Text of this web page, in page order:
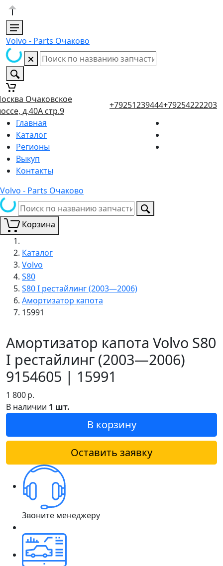
Volvo - Parts Очаково
Очаковское
д.40А стр.9
+79251239444+79254222203
Главная
Каталог
Регионы
Выкуп
Контакты
Volvo - Parts Очаково
Корзина
Каталог
Volvo
S80
S80 I рестайлинг (2003—2006)
Амортизатор капота
15991
Амортизатор капота Volvo S80
I рестайлинг (2003—2006)
9154605 | 15991
1 800р.
В наличии 1 шт.
В корзину
Оставить заявку
Звоните менеджеру